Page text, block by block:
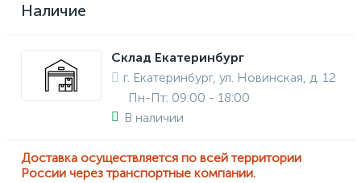
Наличие
Склад Екатеринбург
г. Екатеринбург, ул. Новинская, д. 12
Пн-Пт: 09:00 - 18:00
В наличии
Доставка осуществляется по всей территории
России через транспортные компании.